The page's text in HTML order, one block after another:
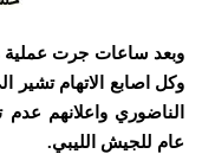
وبعد ساعات جرت عملية
وكل اصابع الاتهام تشير
الناضوري واعلانهم
عام للجيش الليبي.